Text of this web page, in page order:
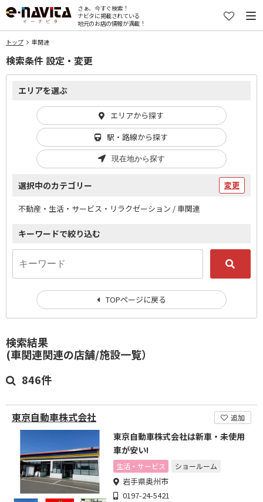
さぁ、今すぐ検索！
ナビタに掲載されている
地元のお店の情報が満載！
トップ 車関連
検索結果
(車関連関連の店舗/施設一覧）
846件
東京自動車株式会社 追加
東京自動車株式会社は新車・未使用
車が安い!
生活・サービス ショールーム
岩手県奥州市
0197-24-5421
検索条件 設定・変更
エリアを選ぶ
エリアから探す
駅・路線から探す
現在地から探す
選択中のカテゴリー 変更
不動産・生活・サービス・リラクゼーション / 車関連
キーワードで絞り込む
TOPページに戻る